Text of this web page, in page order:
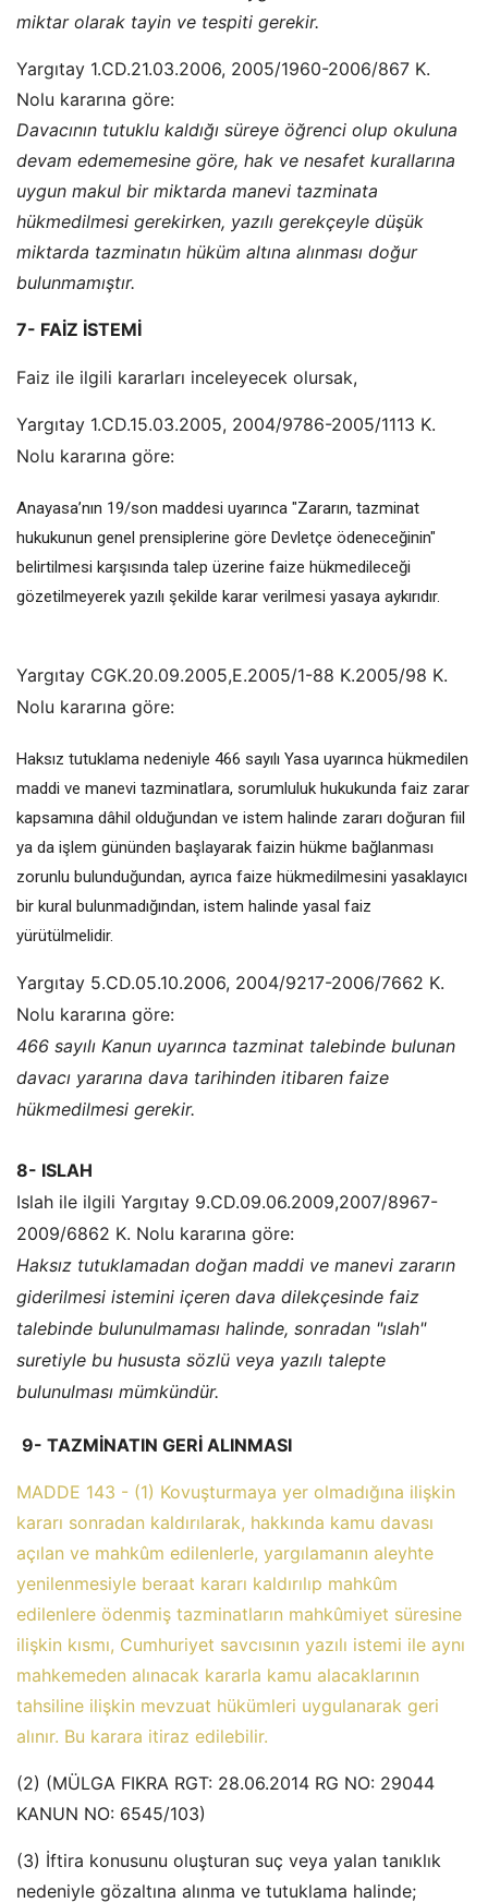
miktar olarak tayin ve tespiti gerekir.
Yargıtay 1.CD.21.03.2006, 2005/1960-2006/867 K.
Nolu kararına göre:
Davacının tutuklu kaldığı süreye öğrenci olup okuluna
devam edememesine göre, hak ve nesafet kurallarına
uygun makul bir miktarda manevi tazminata
hükmedilmesi gerekirken, yazılı gerekçeyle düşük
miktarda tazminatın hüküm altına alınması doğur
bulunmamıştır.
7- FAİZ İSTEMİ
Faiz ile ilgili kararları inceleyecek olursak,
Yargıtay 1.CD.15.03.2005, 2004/9786-2005/1113 K.
Nolu kararına göre:
Anayasa’nın 19/son maddesi uyarınca "Zararın, tazminat
hukukunun genel prensiplerine göre Devletçe ödeneceğinin"
belirtilmesi karşısında talep üzerine faize hükmedileceği
gözetilmeyerek yazılı şekilde karar verilmesi yasaya aykırıdır.
Yargıtay CGK.20.09.2005,E.2005/1-88 K.2005/98 K.
Nolu kararına göre:
Haksız tutuklama nedeniyle 466 sayılı Yasa uyarınca hükmedilen
maddi ve manevi tazminatlara, sorumluluk hukukunda faiz zarar
kapsamına dâhil olduğundan ve istem halinde zararı doğuran fiil
ya da işlem gününden başlayarak faizin hükme bağlanması
zorunlu bulunduğundan, ayrıca faize hükmedilmesini yasaklayıcı
bir kural bulunmadığından, istem halinde yasal faiz
yürütülmelidir.
Yargıtay 5.CD.05.10.2006, 2004/9217-2006/7662 K.
Nolu kararına göre:
466 sayılı Kanun uyarınca tazminat talebinde bulunan
davacı yararına dava tarihinden itibaren faize
hükmedilmesi gerekir.
8- ISLAH
Islah ile ilgili Yargıtay 9.CD.09.06.2009,2007/8967-
2009/6862 K. Nolu kararına göre:
Haksız tutuklamadan doğan maddi ve manevi zararın
giderilmesi istemini içeren dava dilekçesinde faiz
talebinde bulunulmaması halinde, sonradan "ıslah"
suretiyle bu hususta sözlü veya yazılı talepte
bulunulması mümkündür.
9- TAZMİNATIN GERİ ALINMASI
MADDE 143 - (1) Kovuşturmaya yer olmadığına ilişkin
kararı sonradan kaldırılarak, hakkında kamu davası
açılan ve mahkûm edilenlerle, yargılamanın aleyhte
yenilenmesiyle beraat kararı kaldırılıp mahkûm
edilenlere ödenmiş tazminatların mahkûmiyet süresine
ilişkin kısmı, Cumhuriyet savcısının yazılı istemi ile aynı
mahkemeden alınacak kararla kamu alacaklarının
tahsiline ilişkin mevzuat hükümleri uygulanarak geri
alınır. Bu karara itiraz edilebilir.
(2) (MÜLGA FIKRA RGT: 28.06.2014 RG NO: 29044
KANUN NO: 6545/103)
(3) İftira konusunu oluşturan suç veya yalan tanıklık
nedeniyle gözaltına alınma ve tutuklama halinde;